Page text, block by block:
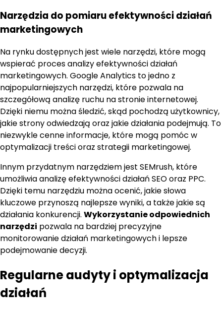
Narzędzia do pomiaru efektywności działań
marketingowych
Na rynku dostępnych jest wiele narzędzi, które mogą
wspierać proces analizy efektywności działań
marketingowych. Google Analytics to jedno z
najpopularniejszych narzędzi, które pozwala na
szczegółową analizę ruchu na stronie internetowej.
Dzięki niemu można śledzić, skąd pochodzą użytkownicy,
jakie strony odwiedzają oraz jakie działania podejmują. To
niezwykle cenne informacje, które mogą pomóc w
optymalizacji treści oraz strategii marketingowej.
Innym przydatnym narzędziem jest SEMrush, które
umożliwia analizę efektywności działań SEO oraz PPC.
Dzięki temu narzędziu można ocenić, jakie słowa
kluczowe przynoszą najlepsze wyniki, a także jakie są
działania konkurencji. Wykorzystanie odpowiednich
narzędzi pozwala na bardziej precyzyjne
monitorowanie działań marketingowych i lepsze
podejmowanie decyzji.
Regularne audyty i optymalizacja
działań